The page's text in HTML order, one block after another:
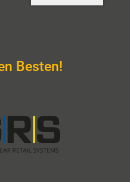
Besten!